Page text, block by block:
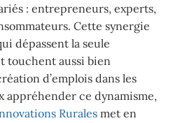
: entrepreneurs, experts,
Cette synergie
dépassent la seule
touchent aussi bien
d’emplois dans les
appréhender ce dynamisme,
Rurales met en